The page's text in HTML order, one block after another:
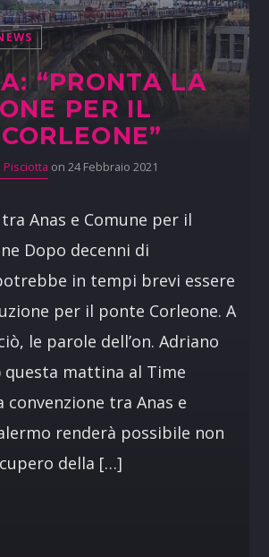
“PRONTA LA
PER IL
Pisciotta on 24 Febbraio 2021
Anas e Comune per il
Dopo decenni di
in tempi brevi essere
per il ponte Corleone. A
le parole dell’on. Adriano
questa mattina al Time
convenzione tra Anas e
renderà possibile non
della […]